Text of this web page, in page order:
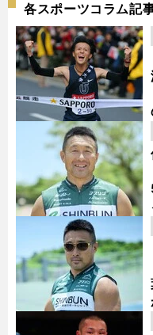
各スポーツコラム記